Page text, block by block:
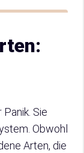
Sie
Obwohl
Arten, die